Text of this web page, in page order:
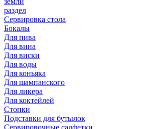
раздел
Сервировка стола
Бокалы
Для пива
Для вина
Для виски
Для воды
Для коньяка
Для шампанского
Для ликера
Для коктейлей
Стопки
Подставки для бутылок
Сервировочные салфетки